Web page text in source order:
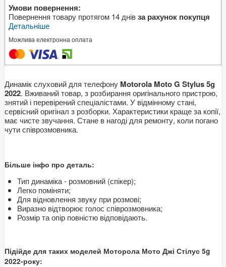
Умови повернення:
Повернення товару протягом 14 днівза рахунок покупця
Детальніше
Можлива електронна оплата
Динамік слуховий для телефону Motorola Moto G Stylus 5g
2022. Вживаний товар, з розбирання оригінального пристрою,
знятий і перевірений спеціалістами. У відмінному стані,
сервісний оригінал з розборки. Характеристики краще за копії,
має чисте звучання. Стане в нагоді для ремонту, коли погано
чути співрозмовника.
Більше інфо про деталь:
Тип динаміка - розмовний (спікер);
Легко поміняти;
Для відновлення звуку при розмові;
Виразно відтворює голос співрозмовника;
Розмір та опір повністю відповідають.
Підійде для таких моделей Моторола Мото Джі Стілус 5g
2022-року: